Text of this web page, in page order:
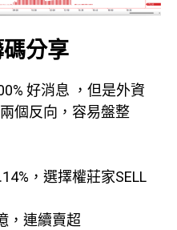
分享
好消息 ，但是外資
個反向，容易盤整
，選擇權莊家SELL
，連續賣超